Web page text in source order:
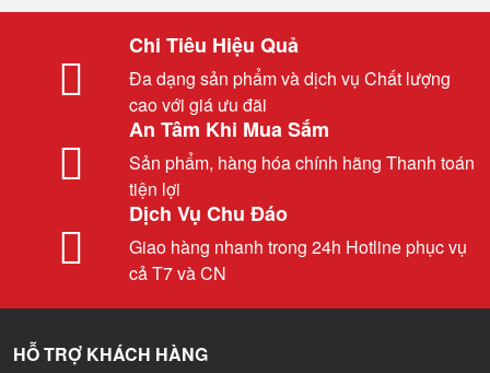
Chi Tiêu Hiệu Quả
Đa dạng sản phẩm và dịch vụ Chất lượng
cao với giá ưu đãi
An Tâm Khi Mua Sắm
Sản phẩm, hàng hóa chính hãng Thanh toán
tiện lợi
Dịch Vụ Chu Đáo
Giao hàng nhanh trong 24h Hotline phục vụ
cả T7 và CN
HỖ TRỢ KHÁCH HÀNG